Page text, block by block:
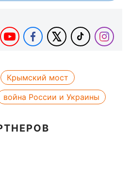
Крымский мост
война России и Украины